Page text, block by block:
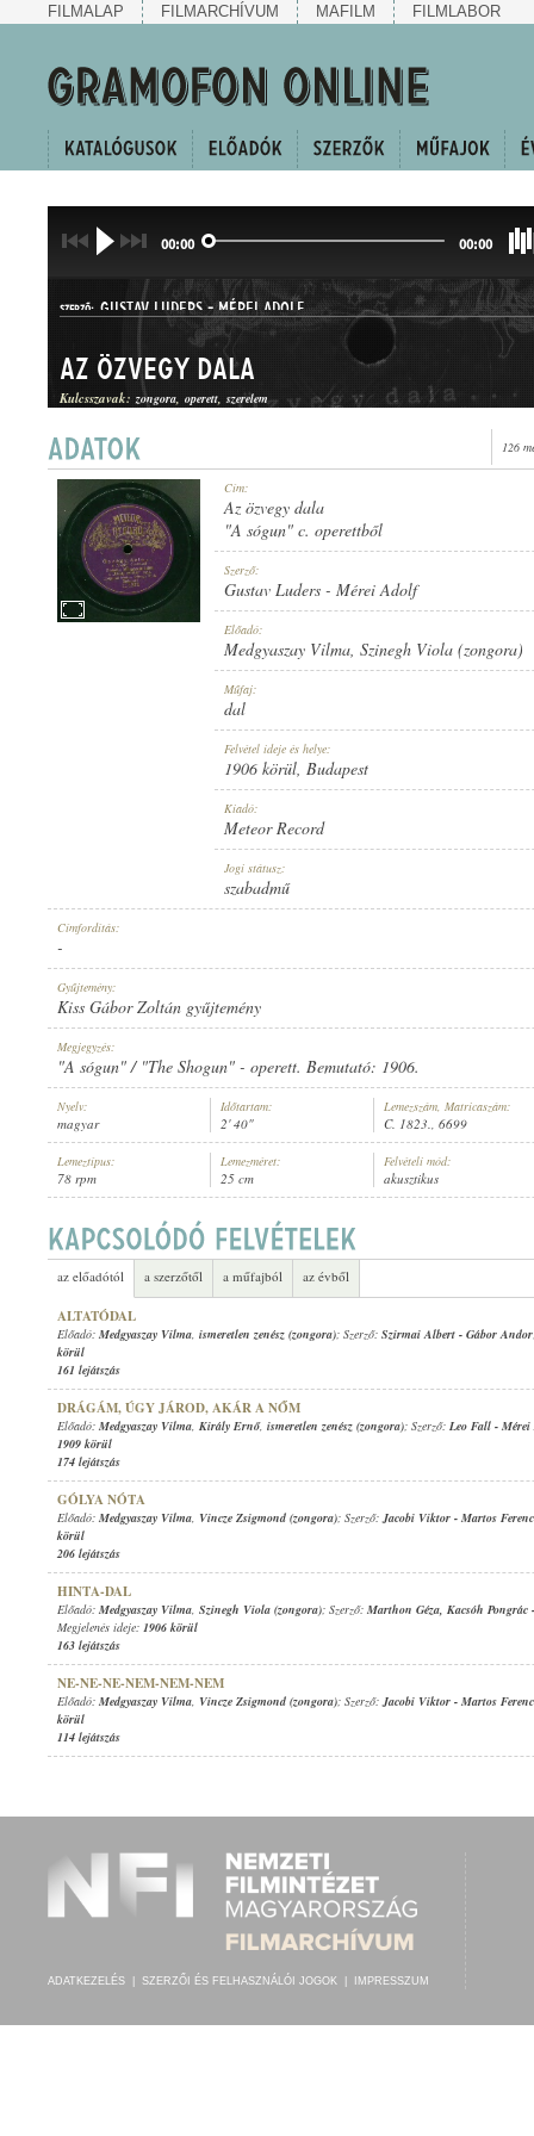
FILMALAP FILMARCHÍVUM MAFILM FILMLABOR
00:00 00:00
ELŐADÓ: MEDGYASZAY VILMA,SZINEGH VIOLA (ZONGORA)
SZERZŐ: GUSTAV LUDERS-MÉREI ADOLF
DAL
1906 KÖRÜL
C. 1823.
Az özvegy dala
Kulcsszavak: zongora operett szerelem
126
Cím:
Az özvegy dala
"A sógun" c. operettből
Szerző:
Gustav Luders - Mérei Adolf
Előadó:
Medgyaszay Vilma, Szinegh Viola (zongora)
Műfaj:
dal
Felvétel ideje és helye:
1906 körül, Budapest
Kiadó:
Meteor Record
Jogi státusz:
szabadmű
Címfordítás:
-
Gyűjtemény:
Kiss Gábor Zoltán gyűjtemény
Megjegyzés:
"A sógun" / "The Shogun" - operett. Bemutató: 1906.
Nyelv:
magyar
Időtartam:
2' 40"
Lemezszám, Matricaszám:
C. 1823., 6699
Lemeztípus:
78 rpm
Lemezméret:
25 cm
Felvételi mód:
akusztikus
az előadótól a szerzőtől a műfajból az évből
ALTATÓDAL
Előadó: Medgyaszay Vilma, ismeretlen zenész (zongora); Szerző: Szirmai Albert - Gábor Andor
körül
161 lejátszás
DRÁGÁM, ÚGY JÁROD, AKÁR A NŐM
Előadó: Medgyaszay Vilma, Király Ernő, ismeretlen zenész (zongora); Szerző: Leo Fall -
1909 körül
174 lejátszás
GÓLYA NÓTA
Előadó: Medgyaszay Vilma, Vincze Zsigmond (zongora); Szerző:Jacobi Viktor - Martos Ferenc
körül
206 lejátszás
HINTA-DAL
Előadó: Medgyaszay Vilma, Szinegh Viola (zongora); Szerző: Marthon Géza, Kacsóh Pongrác
Megjelenés ideje: 1906 körül
163 lejátszás
NE-NE-NE-NEM-NEM-NEM
Előadó: Medgyaszay Vilma, Vincze Zsigmond (zongora); Szerző:Jacobi Viktor - Martos Ferenc
körül
114 lejátszás
ADATKEZELÉS SZERZŐI ÉS FELHASZNÁLÓI JOGOK IMPRESSZUM